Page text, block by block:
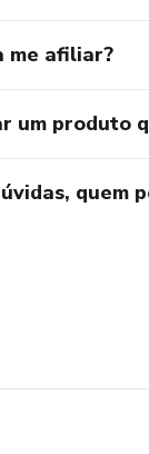
me afiliar?
um produto
quem